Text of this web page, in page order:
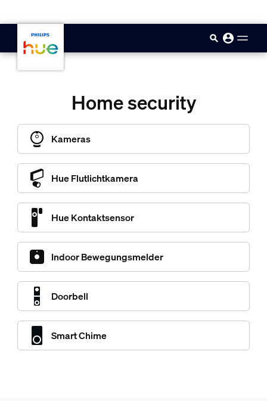
Home security
Kameras
Hue Flutlichtkamera
Hue Kontaktsensor
Indoor Bewegungsmelder
Doorbell
Smart Chime